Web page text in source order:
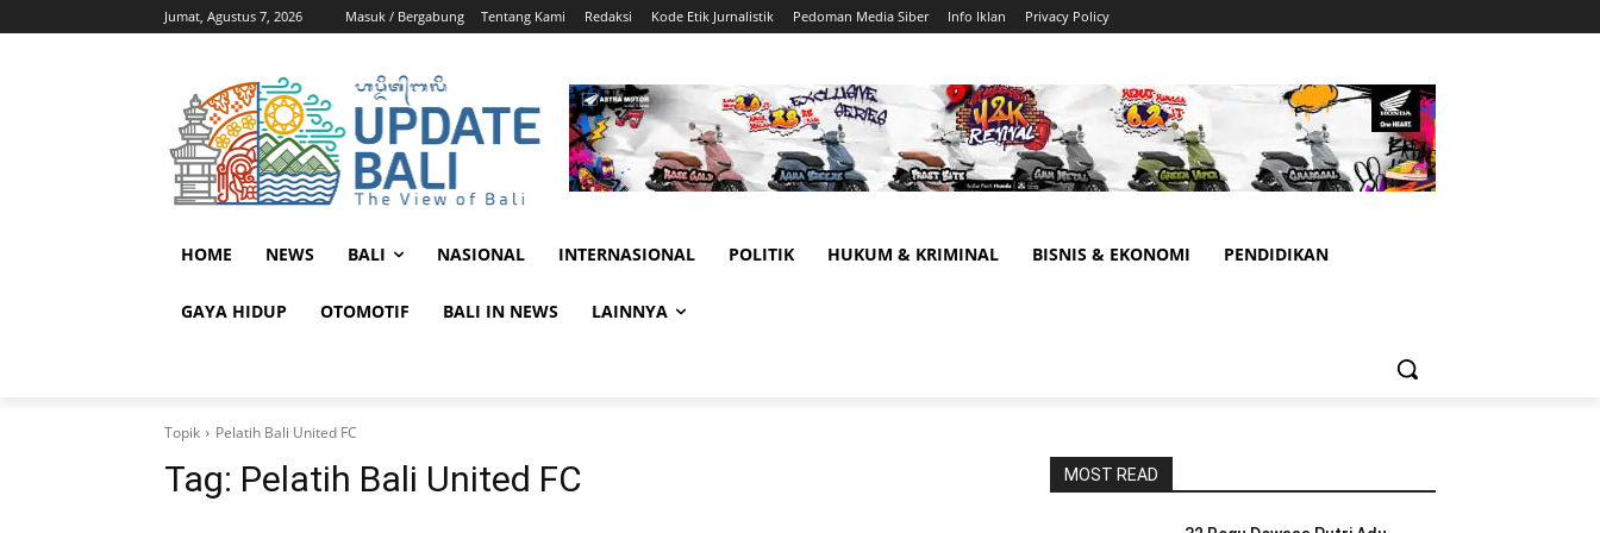
Jumat, Agustus 7, 2026 Masuk / Bergabung Tentang Kami Redaksi Kode Etik Jurnalistik Pedoman Media Siber Info Iklan Privacy Policy
HOME NEWS BALI NASIONAL INTERNASIONAL POLITIK HUKUM & KRIMINAL BISNIS & EKONOMI PENDIDIKAN
GAYA HIDUP OTOMOTIF BALI IN NEWS LAINNYA
Topik Pelatih Bali United FC
Tag: Pelatih Bali United FC MOST READ